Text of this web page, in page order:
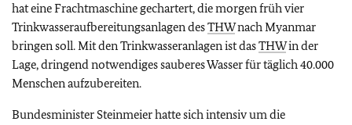
hat eine Frachtmaschine gechartert, die morgen früh vier
Trinkwasseraufbereitungsanlagen desTHWnach Myanmar
bringen soll. Mit den Trinkwasseranlagen ist dasTHWin der
Lage, dringend notwendiges sauberes Wasser für täglich 40.000
Menschen aufzubereiten.
Bundesminister Steinmeier hatte sich intensiv um die